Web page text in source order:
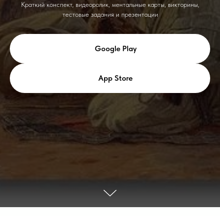
Краткий конспект, видеоролик, ментальные карты, викторины,
тестовые задания и презентации
Google Play
App Store